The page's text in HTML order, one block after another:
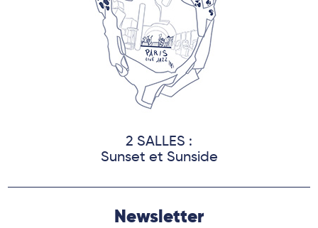
2 SALLES :
Sunset et Sunside
Newsletter